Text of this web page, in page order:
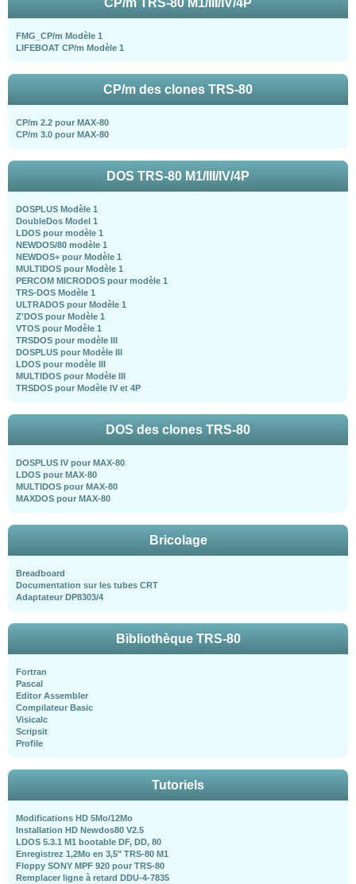
CP/m TRS-80 M1/III/IV/4P
FMG_CP/m Modèle 1
LIFEBOAT CP/m Modèle 1
CP/m des clones TRS-80
CP/m 2.2 pour MAX-80
CP/m 3.0 pour MAX-80
DOS TRS-80 M1/III/IV/4P
DOSPLUS Modèle 1
DoubleDos Model 1
LDOS pour modèle 1
NEWDOS/80 modèle 1
NEWDOS+ pour Modèle 1
MULTIDOS pour Modèle 1
PERCOM MICRODOS pour modèle 1
TRS-DOS Modèle 1
ULTRADOS pour Modèle 1
Z'DOS pour Modèle 1
VTOS pour Modèle 1
TRSDOS pour modèle III
DOSPLUS pour Modèle III
LDOS pour modèle III
MULTIDOS pour Modèle III
TRSDOS pour Modèle IV et 4P
DOS des clones TRS-80
DOSPLUS IV pour MAX-80
LDOS pour MAX-80
MULTIDOS pour MAX-80
MAXDOS pour MAX-80
Bricolage
Breadboard
Documentation sur les tubes CRT
Adaptateur DP8303/4
Bibliothèque TRS-80
Fortran
Pascal
Editor Assembler
Compilateur Basic
Visicalc
Scripsit
Profile
Tutoriels
Modifications HD 5Mo/12Mo
Installation HD Newdos80 V2.5
LDOS 5.3.1 M1 bootable DF, DD, 80
Enregistrez 1,2Mo en 3,5" TRS-80 M1
Floppy SONY MPF 920 pour TRS-80
Remplacer ligne à retard DDU-4-7835